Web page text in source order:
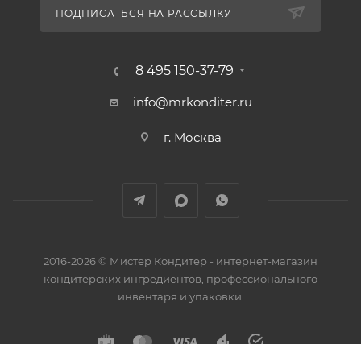
ПОДПИСАТЬСЯ НА РАССЫЛКУ
8 495 150-37-79
info@mrkonditer.ru
г. Москва
2016-2026 © Мистер Кондитер - интернет-магазин
кондитерских ингредиентов, профессионального
инвентаря и упаковки.